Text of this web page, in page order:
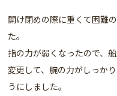
開け閉めの際に重くて困難
た。
指の力が弱くなったので、
変更して、腕の力がしっか
うにしました。